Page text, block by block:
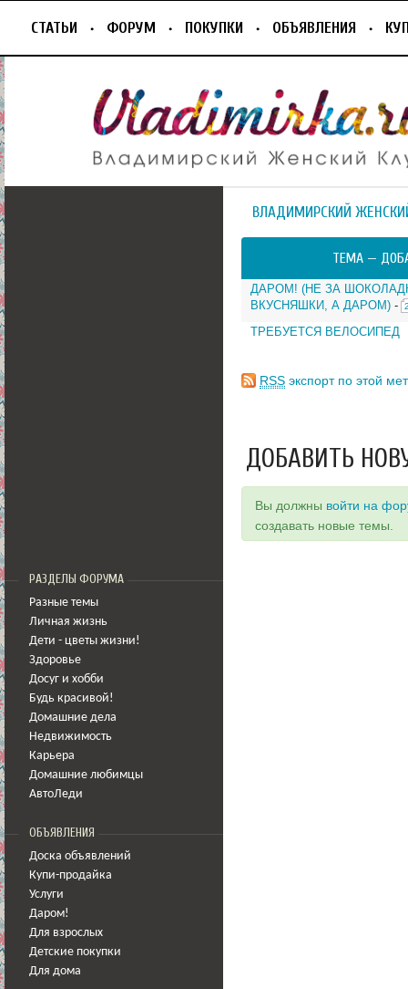
СТАТЬИ ФОРУМ ПОКУПКИ ОБЪЯВЛЕНИЯ
РАЗДЕЛЫ ФОРУМА
Разные темы
Личная жизнь
Дети - цветы жизни!
Здоровье
Досуг и хобби
Будь красивой!
Домашние дела
Недвижимость
Карьера
Домашние любимцы
АвтоЛеди
ОБЪЯВЛЕНИЯ
Доска объявлений
Купи-продайка
Услуги
Даром!
Для взрослых
Детские покупки
Для дома
ВЛАДИМИРСКИЙ
ТЕМА —
ДАРОМ! (НЕ ЗА
ВКУСНЯШКИ, А ДАРОМ) -
ТРЕБУЕТСЯ ВЕЛОСИПЕД
RSS экспорт по этой
ДОБАВИТЬ
Вы должны войти на
создавать новые темы.